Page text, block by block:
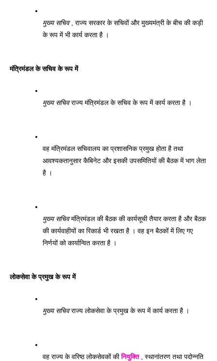
मुख्य सचिव , राज्य सरकार के सचिवों और मुख्यमंत्री के बीच की कड़ी
के रूप में भी कार्य करता है ।
मंत्रिमंडल के सचिव के रूप में
मुख्य सचिव राज्य मंत्रिमंडल के सचिव के रूप में कार्य करता है ।
वह मंत्रिमंडल सचिवालय का प्रशासनिक प्रमुख होता है तथा
आवश्यकतानुसार कैबिनेट और इसकी उपसमितियों की बैठक में भाग लेता
है ।
मुख्य सचिव मंत्रिमंडल की बैठक की कार्यसूची तैयार करता है और बैठक
की कार्यवाहीयों का रिकार्ड भी रखता है । वह इन बैठकों में लिए गए
निर्णयों को कार्यान्वित करता है ।
लोकसेवा के प्रमुख के रूप में
मुख्य सचिव राज्य लोकसेवा के प्रमुख के रूप में कार्य करता है ।
वह राज्य के वरिष्ठ लोकसेवकों की नियुक्ति , स्थानांतरण तथा पदोन्नति